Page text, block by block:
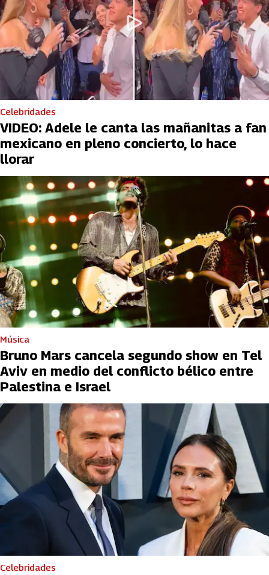
Celebridades
VIDEO: Adele le canta las mañanitas a fan
mexicano en pleno concierto, lo hace
llorar
Música
Bruno Mars cancela segundo show en Tel
Aviv en medio del conflicto bélico entre
Palestina e Israel
Celebridades